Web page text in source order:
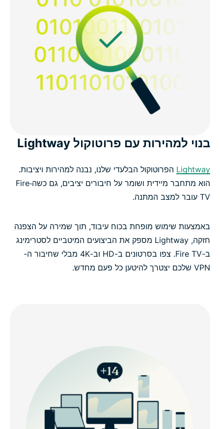
בנוי למהירות עם פרוטוקול Lightway
Lightway הפרוטוקול הבלעדי שלנו, נבנה למהירות ויציבות.
הוא מתחבר מיידית ושומר על חיבורים יציבים, גם כשה‑Fire
TV עובר למצב המתנה.
באמצעות שימוש מופחת בכוח עיבוד, תוך שמירה על הצפנה
חזקה, Lightway מספק את הביצועים המיטביים לסטרימינג
ב-Fire TV. צפו בסרטונים ב-HD וב-4K מבלי שחיבור ה-
VPN שלכם יצטרך להיטען כל פעם מחדש.